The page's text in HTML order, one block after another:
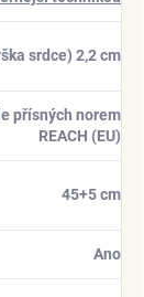
srdce) 2,2 cm
přísných norem
REACH (EU)
45+5 cm
Ano